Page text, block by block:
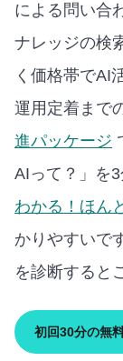
による問い合
ナレッジの検
く価格帯でAI
運用定着まで
進パッケージ
AIって？」を
わかる！ほん
かりやすいで
を診断すると
初回30分の無